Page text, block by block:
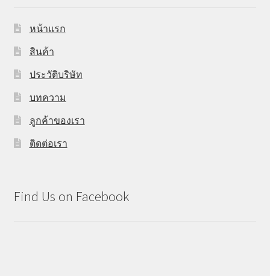
หน้าแรก
สินค้า
ประวัติบริษัท
บทความ
ลูกค้าของเรา
ติดต่อเรา
Find Us on Facebook